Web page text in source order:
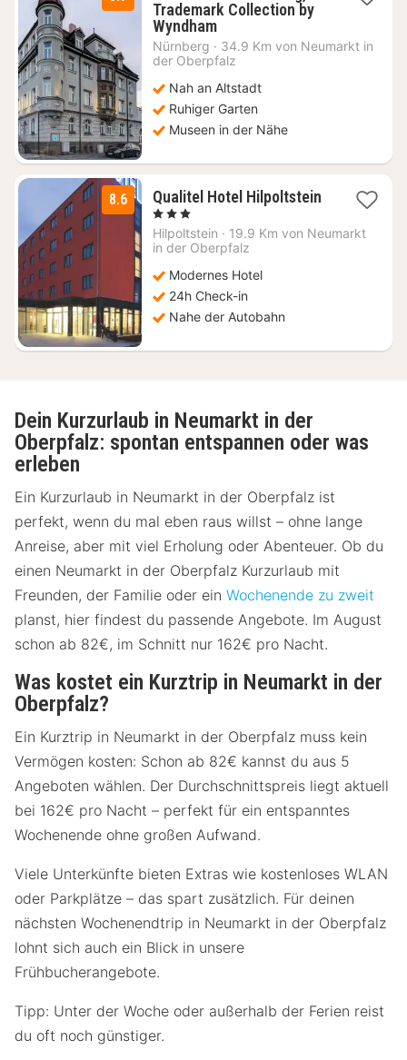
Trademark Collection by
Wyndham1
Nacht
ab
€
Nürnberg · 34.9 Km von Neumarkt in
der Oberpfalz
Nah an Altstadt
Ruhiger Garten
Museen in der Nähe
8.6
Qualitel Hotel Hilpoltstein
1
Nacht
ab
€
, 3 Sterne
Hilpoltstein · 19.9 Km von Neumarkt
in der Oberpfalz
Modernes Hotel
24h Check-in
Nahe der Autobahn
Dein Kurzurlaub in Neumarkt in der
Oberpfalz: spontan entspannen oder was
erleben
Ein Kurzurlaub in Neumarkt in der Oberpfalz ist
perfekt, wenn du mal eben raus willst – ohne lange
Anreise, aber mit viel Erholung oder Abenteuer. Ob du
einen Neumarkt in der Oberpfalz Kurzurlaub mit
Freunden, der Familie oder ein Wochenende zu zweit
planst, hier findest du passende Angebote. Im August
schon ab 82€, im Schnitt nur 162€ pro Nacht.
Was kostet ein Kurztrip in Neumarkt in der
Oberpfalz?
Ein Kurztrip in Neumarkt in der Oberpfalz muss kein
Vermögen kosten: Schon ab 82€ kannst du aus 5
Angeboten wählen. Der Durchschnittspreis liegt aktuell
bei 162€ pro Nacht – perfekt für ein entspanntes
Wochenende ohne großen Aufwand.
Viele Unterkünfte bieten Extras wie kostenloses WLAN
oder Parkplätze – das spart zusätzlich. Für deinen
nächsten Wochenendtrip in Neumarkt in der Oberpfalz
lohnt sich auch ein Blick in unsere
Frühbucherangebote.
Tipp: Unter der Woche oder außerhalb der Ferien reist
du oft noch günstiger.